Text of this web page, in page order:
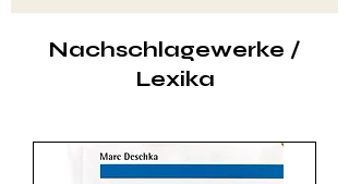
Nachschlagewerke /
Lexika